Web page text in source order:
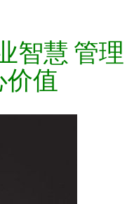
智慧 管理
价值